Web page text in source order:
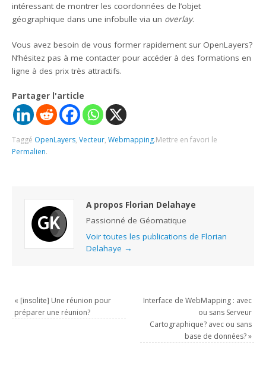
intéressant de montrer les coordonnées de l’objet
géographique dans une infobulle via un overlay.
Vous avez besoin de vous former rapidement sur OpenLayers?
N’hésitez pas à me contacter pour accéder à des formations en
ligne à des prix très attractifs.
Partager l'article
Taggé OpenLayers,Vecteur,Webmapping.Mettre en favori le
Permalien.
A propos Florian Delahaye
Passionné de Géomatique
Voir toutes les publications de Florian
Delahaye →
« [insolite] Une réunion pour
préparer une réunion?
Interface de WebMapping : avec
ou sans Serveur
Cartographique? avec ou sans
base de données?»